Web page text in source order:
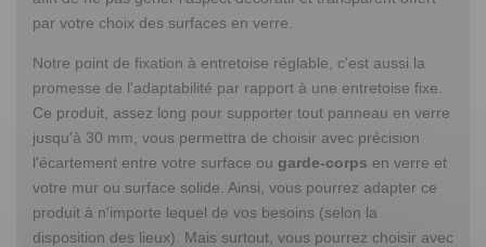
par votre choix des surfaces en verre.
Notre point de fixation à entretoise réglable, c'est aussi la
promesse de l'adaptabilité par rapport à une entretoise fixe.
Ce produit, assez long pour supporter tout panneau en verre
jusqu'à 30 mm, vous permettra de choisir avec précision
l'écartement entre votre surface ou garde-corps en verre et
votre mur ou surface solide. Ainsi, vous pourrez adapter ce
produit à n'importe lequel de vos besoins (selon la
disposition des lieux). Mais surtout, vous pourrez choisir avec